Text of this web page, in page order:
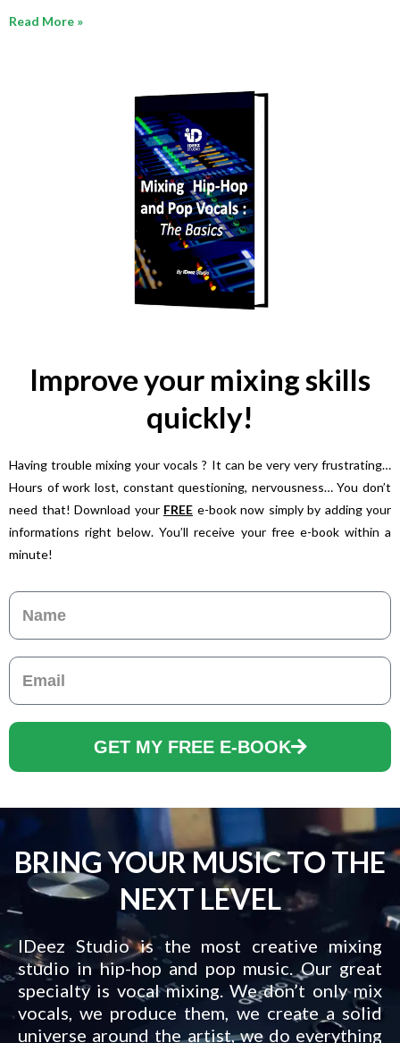
Read More »
Improve your mixing skills
quickly!
Having trouble mixing your vocals ? It can be very very frustrating…
Hours of work lost, constant questioning, nervousness… You don’t
need that! Download your FREE e-book now simply by adding your
informations right below. You’ll receive your free e-book within a
minute!
Name
Email
GET MY FREE E-BOOK
BRING YOUR MUSIC TO THE
NEXT LEVEL
IDeez Studio is the most creative mixing
studio in hip-hop and pop music. Our great
specialty is vocal mixing. We don’t only mix
vocals, we produce them, we create a solid
universe around the artist, we do everything